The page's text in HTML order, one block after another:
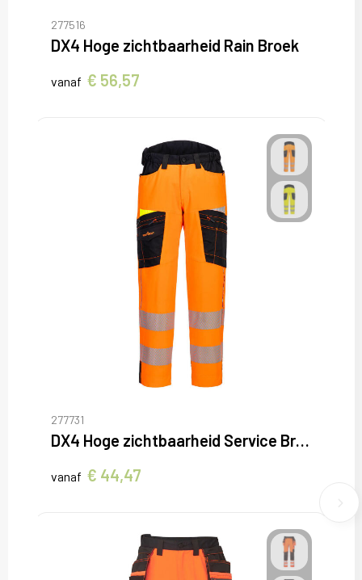
277516
DX4 Hoge zichtbaarheid Rain Broek
vanaf € 56,57
277731
DX4 Hoge zichtbaarheid Service Broek
vanaf € 44,47